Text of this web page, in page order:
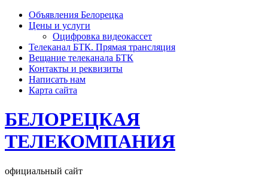
Объявления Белорецка
Цены и услуги
Оцифровка видеокассет
Телеканал БТК. Прямая трансляция
Вещание телеканала БТК
Контакты и реквизиты
Написать нам
Карта сайта
БЕЛОРЕЦКАЯ
ТЕЛЕКОМПАНИЯ
официальный сайт